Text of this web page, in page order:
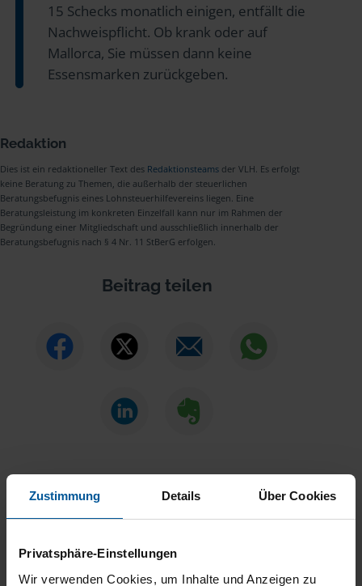
Zustimmung Details Über Cookies
Privatsphäre-Einstellungen
Wir verwenden Cookies, um Inhalte und Anzeigen zu
15 Schecks monatlich einigen, entfällt die
Nachweispflicht. Ob krank oder auf
Mallorca, Sie müssen dann keine
Essensmarken zurückgeben.
Redaktion
Dies ist ein redaktioneller Text des Redaktionsteams der VLH. Es erfolgt
keine Beratung zu Themen, die außerhalb der steuerlichen
Beratungsbefugnis eines Lohnsteuerhilfevereins liegen. Eine
Beratungsleistung im konkreten Einzelfall kann nur im Rahmen der
Begründung einer Mitgliedschaft und ausschließlich innerhalb der
Beratungsbefugnis nach § 4 Nr. 11 StBerG erfolgen.
Beitrag teilen
Sie haben Fragen?
Kontaktieren Sie uns